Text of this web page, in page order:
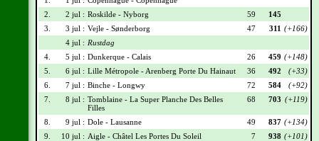
2.
2 jul : Roskilde - Nyborg 59
145
3.
3 jul : Vejle - Sønderborg 47 311 (+166)
4 jul : Rustdag
4.
5 jul : Dunkerque - Calais 26 459 (+148)
5.
6 jul : Lille Métropole - Arenberg Porte Du Hainaut 36 492
(+33)
6.
7 jul : Binche - Longwy 72 584
(+92)
7.
8 jul : Tomblaine - La Super Planche Des Belles
Filles
68 703 (+119)
8. 9 jul : Dole - Lausanne 49 837 (+134)
9.
10 jul : Aigle - Châtel Les Portes Du Soleil 7 938 (+101)